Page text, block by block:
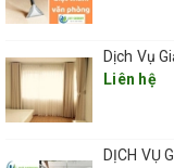
Liên hệ